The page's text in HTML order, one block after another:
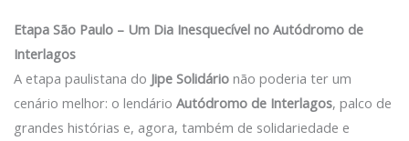
Etapa São Paulo – Um Dia Inesquecível no Autódromo de
Interlagos
A etapa paulistana do Jipe Solidário não poderia ter um
cenário melhor: o lendário Autódromo de Interlagos, palco de
grandes histórias e, agora, também de solidariedade e